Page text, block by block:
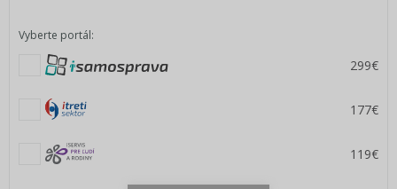
Vyberte portál:
299€
177€
119€